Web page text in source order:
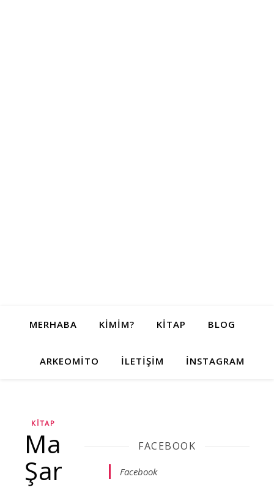
MERHABA KIMIM? KITAP BLOG
ARKEOMITO İLETIŞIM İNSTAGRAM
KITAP
Maldoror’un
Şarkıları
FACEBOOK
Facebook